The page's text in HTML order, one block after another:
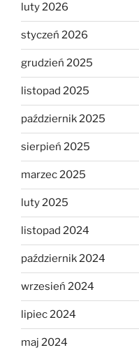
luty 2026
styczeń 2026
grudzień 2025
listopad 2025
październik 2025
sierpień 2025
marzec 2025
luty 2025
listopad 2024
październik 2024
wrzesień 2024
lipiec 2024
maj 2024